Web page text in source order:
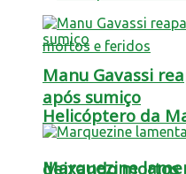
Helicóptero da
deixando mortos
Manu Gavassi
após sumiço
Marquezine